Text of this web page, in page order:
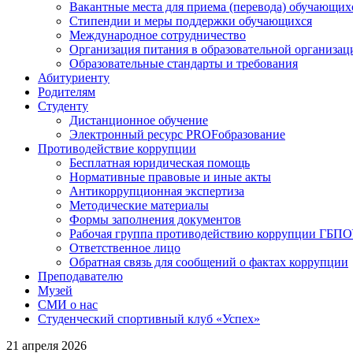
Вакантные места для приема (перевода)
Стипендии и меры поддержки обучающихся
Международное сотрудничество
Организация питания в образовательной
Образовательные стандарты и требования
Абитуриенту
Родителям
Студенту
Дистанционное обучение
Электронный ресурс PROFобразование
Противодействие коррупции
Бесплатная юридическая помощь
Нормативные правовые и иные акты
Антикоррупционная экспертиза
Методические материалы
Формы заполнения документов
Рабочая группа противодействию коррупции
Ответственное лицо
Обратная связь для сообщений о фактах коррупции
Преподавателю
Музей
СМИ о нас
Студенческий спортивный клуб «Успех»
21 апреля 2026